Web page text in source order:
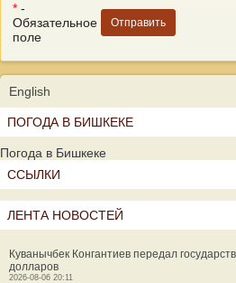
* -
Обязательное
поле
English
ПОГОДА В БИШКЕКЕ
Погода в Бишкеке
ССЫЛКИ
ЛЕНТА НОВОСТЕЙ
Куванычбек Конгантиев передал
долларов
2026-08-06 20:11